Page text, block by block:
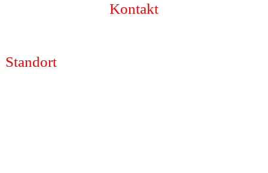
Kontakt
Standort